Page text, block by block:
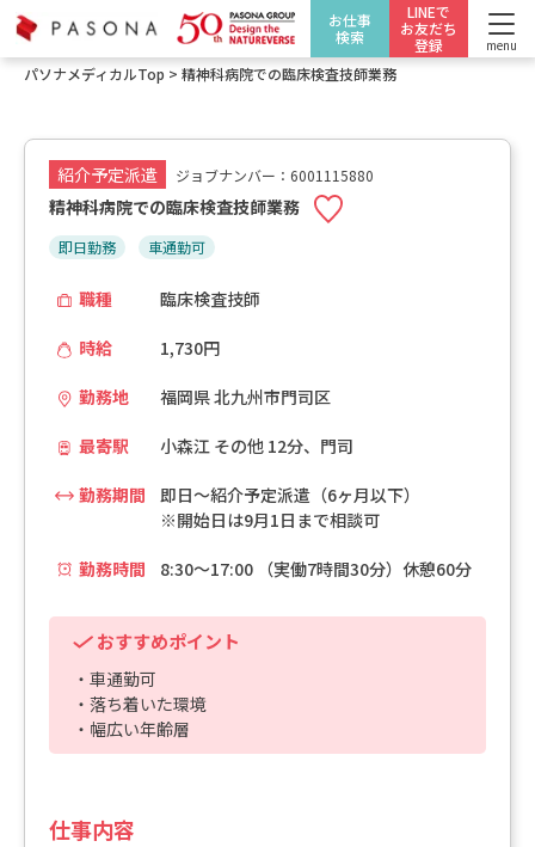
お仕事
検索
LINEで
お友だち
登録
menu
パソナメディカルTop > 精神科病院での臨床検査技師業務
紹介予定派遣 ジョブナンバー：6001115880
精神科病院での臨床検査技師業務
即日勤務 車通勤可
職種 臨床検査技師
時給 1,730円
勤務地 福岡県 北九州市門司区
最寄駅 小森江 その他 12分、門司
勤務期間
即日～紹介予定派遣（6ヶ月以下）
※開始日は9月1日まで相談可
勤務時間 8:30～17:00 （実働7時間30分）休憩60分
おすすめポイント
・車通勤可
・落ち着いた環境
・幅広い年齢層
仕事内容